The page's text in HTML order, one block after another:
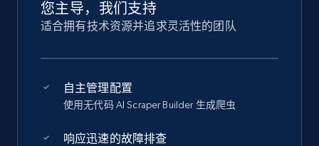
您主导，我们支持
适合拥有技术资源并追求灵活性的团队
自主管理配置
使用无代码 AI Scraper Builder 生成爬虫
响应迅速的故障排查